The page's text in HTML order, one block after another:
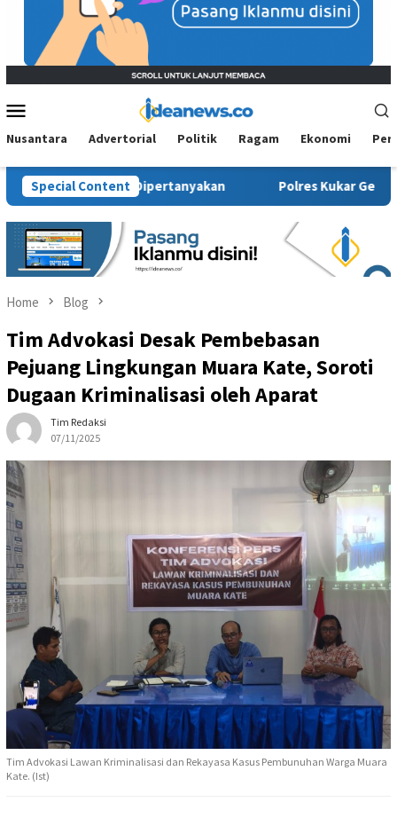
Menu
Nusantara Advertorial Politik Ragam Ekonomi
Special Content
Dipertanyakan Polres Kukar Geledah Rumah
Home Blog
Tim Advokasi Desak Pembebasan
Pejuang Lingkungan Muara Kate, Soroti
Dugaan Kriminalisasi oleh Aparat
Tim Redaksi
07/11/2025
Tim Advokasi Lawan Kriminalisasi dan Rekayasa Kasus Pembunuhan Warga Muara
Kate. (Ist)